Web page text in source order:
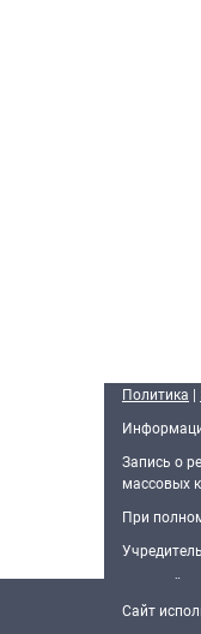
Политика |
Запись о
массовых
При
Главный
О нас
Cайт